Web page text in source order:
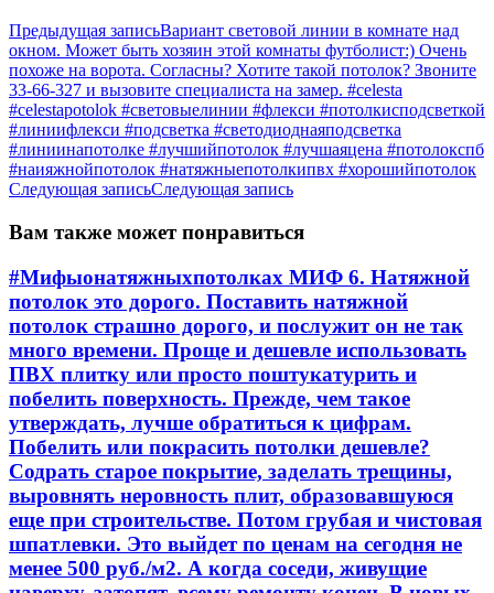
Предыдущая записьВариант световой линии в комнате над
окном. Может быть хозяин этой комнаты футболист:) Очень
похоже на ворота. Согласны? Хотите такой потолок? Звоните
33-66-327 и вызовите специалиста на замер. #celesta
#celestapotolok #световыелинии #флекси #потолкисподсветкой
#линиифлекси #подсветка #светодиоднаяподсветка
#линиинапотолке #лучшийпотолок #лучшаяцена #потолокспб
#наияжнойпотолок #натяжныепотолкипвх #хорошийпотолок
Следующая записьСледующая запись
Вам также может понравиться
#Мифыонатяжныхпотолках МИФ 6. Натяжной
потолок это дорого. Поставить натяжной
потолок страшно дорого, и послужит он не так
много времени. Проще и дешевле использовать
ПВХ плитку или просто поштукатурить и
побелить поверхность. Прежде, чем такое
утверждать, лучше обратиться к цифрам.
Побелить или покрасить потолки дешевле?
Содрать старое покрытие, заделать трещины,
выровнять неровность плит, образовавшуюся
еще при строительстве. Потом грубая и чистовая
шпатлевки. Это выйдет по ценам на сегодня не
менее 500 руб./м2. А когда соседи, живущие